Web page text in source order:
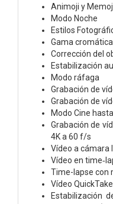
Animoji y
Modo Noche
Estilos
Gama
Corrección del
Estabilización
Modo ráfaga
Grabación de
Grabación de
Modo Cine
Grabación de
4K a 60 f/s
Vídeo a cámara
Vídeo en
Time-lapse con
Vídeo QuickTake
Estabilización